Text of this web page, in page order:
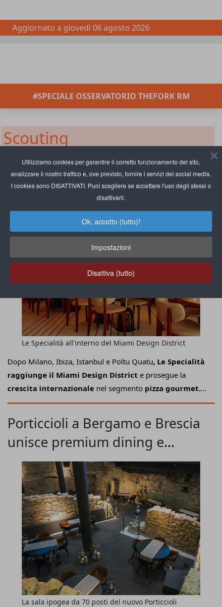
Utilizziamo cookies per garantire il corretto funzionamento del sito,
analizzare il nostro traffico e, ove previsto, fornire i servizi dei social media.
I cookies sono DISATTIVATI. Puoi scegliere se accettare l'uso degli stessi o
disattivarli.
Ok, accetto (tutto)!
Impostazioni
Disattiva (tutto)
Aggiornato a giovedì 06 agosto 2026
#SPECIALE OSSERVATORIO THEFORK RM
Scouting
Le Specialità, da Milano a Miami
con la pizza gourmet
Dopo Milano, Ibiza, Istanbul e Poltu Quatu, Le Specialità
raggiunge il Miami Design District e prosegue la
crescita internazionale nel segmento pizza gourmet.
L'inaugurazione all'interno di una delle aree più dinamiche
conferma della filosofia gastronomica alla base
dell'insegna nata a Milano nel 1977 (edagli anni '90 di
autenticità, qualità e contemporaneità.
Le Specialità all'interno del Miami Design District
Porticcioli a Bergamo e Brescia
unisce premium dining e
mixology
La sala ipogea da 70 posti del nuovo Porticcioli